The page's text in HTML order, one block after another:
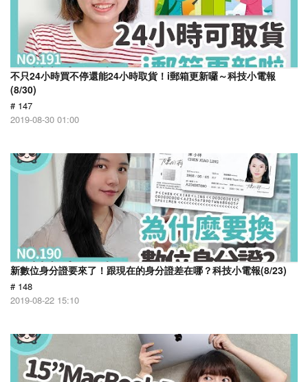
不只24小時買不停還能24小時取貨！i郵箱更新囉～科技小電報
(8/30)
# 147
2019-08-30 01:00
新數位身分證要來了！跟現在的身分證差在哪？科技小電報(8/23)
# 148
2019-08-22 15:10